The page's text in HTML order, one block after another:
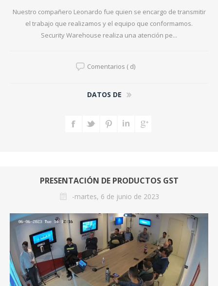
Nuestro compañero Leonardo fue quien se encargo de transmitir
el trabajo que realizamos y el equipo que conformamos.
Security Warehouse realiza una atención pe...
Comentarios ( d)
DATOS DE
PRESENTACIÓN DE PRODUCTOS GST
-martes, 6 de junio de 2023